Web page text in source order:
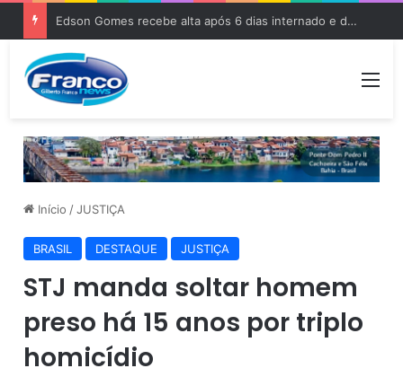
Edson Gomes recebe alta após 6 dias internado e deve voltar aos palcos
Início / JUSTIÇA
BRASIL DESTAQUE JUSTIÇA
STJ manda soltar homem
preso há 15 anos por triplo
homicídio